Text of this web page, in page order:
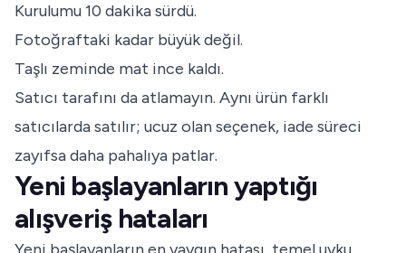
Kurulumu 10 dakika sürdü.
Fotoğraftaki kadar büyük değil.
Taşlı zeminde mat ince kaldı.
Satıcı tarafını da atlamayın. Aynı ürün farklı
satıcılarda satılır; ucuz olan seçenek, iade süreci
zayıfsa daha pahalıya patlar.
Yeni başlayanların yaptığı
alışveriş hataları